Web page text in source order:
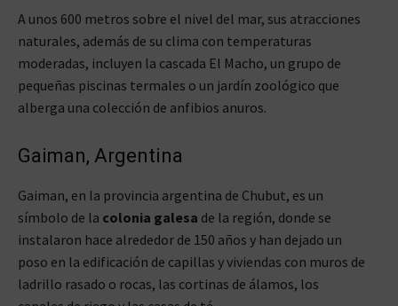
A unos 600 metros sobre el nivel del mar, sus atracciones
naturales, además de su clima con temperaturas
moderadas, incluyen la cascada El Macho, un grupo de
pequeñas piscinas termales o un jardín zoológico que
alberga una colección de anfibios anuros.
Gaiman, Argentina
Gaiman, en la provincia argentina de Chubut, es un
símbolo de la colonia galesa de la región, donde se
instalaron hace alrededor de 150 años y han dejado un
poso en la edificación de capillas y viviendas con muros de
ladrillo rasado o rocas, las cortinas de álamos, los